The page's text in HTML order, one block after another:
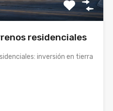
residenciales
inversión en tierra